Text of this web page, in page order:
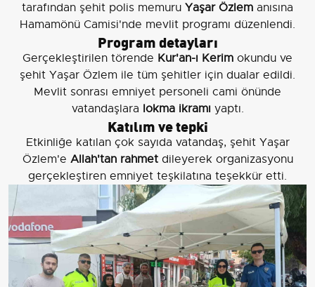
tarafından şehit polis memuru Yaşar Özlem anısına
Hamamönü Camisi'nde mevlit programı düzenlendi.
Program detayları
Gerçekleştirilen törende Kur'an-ı Kerim okundu ve
şehit Yaşar Özlem ile tüm şehitler için dualar edildi.
Mevlit sonrası emniyet personeli cami önünde
vatandaşlara lokma ikramı yaptı.
Katılım ve tepki
Etkinliğe katılan çok sayıda vatandaş, şehit Yaşar
Özlem'e Allah'tan rahmetdileyerek organizasyonu
gerçekleştiren emniyet teşkilatına teşekkür etti.